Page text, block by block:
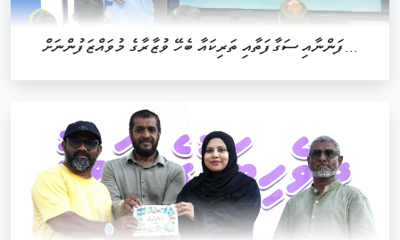
ފަންނާއި ސަގާފަތާއި ތަރިކައާ ބެހޭ ވުޒާރާގެ މުވައްޒަފުންނަށް...